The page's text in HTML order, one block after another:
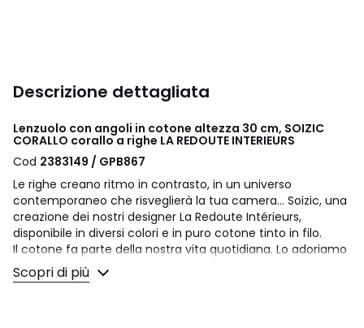
Descrizione dettagliata
Lenzuolo con angoli in cotone altezza 30 cm, SOIZIC
CORALLO corallo a righe LA REDOUTE INTERIEURS
Cod 2383149 / GPB867
Le righe creano ritmo in contrasto, in un universo
contemporaneo che risveglierà la tua camera... Soizic, una
creazione dei nostri designer La Redoute Intérieurs,
disponibile in diversi colori e in puro cotone tinto in filo.
Il cotone fa parte della nostra vita quotidiana. Lo adoriamo
per la sua morbidezza e dolcezza. Facile da vivere, è ideale
per i letti di grandi e piccini!
Scopri di più